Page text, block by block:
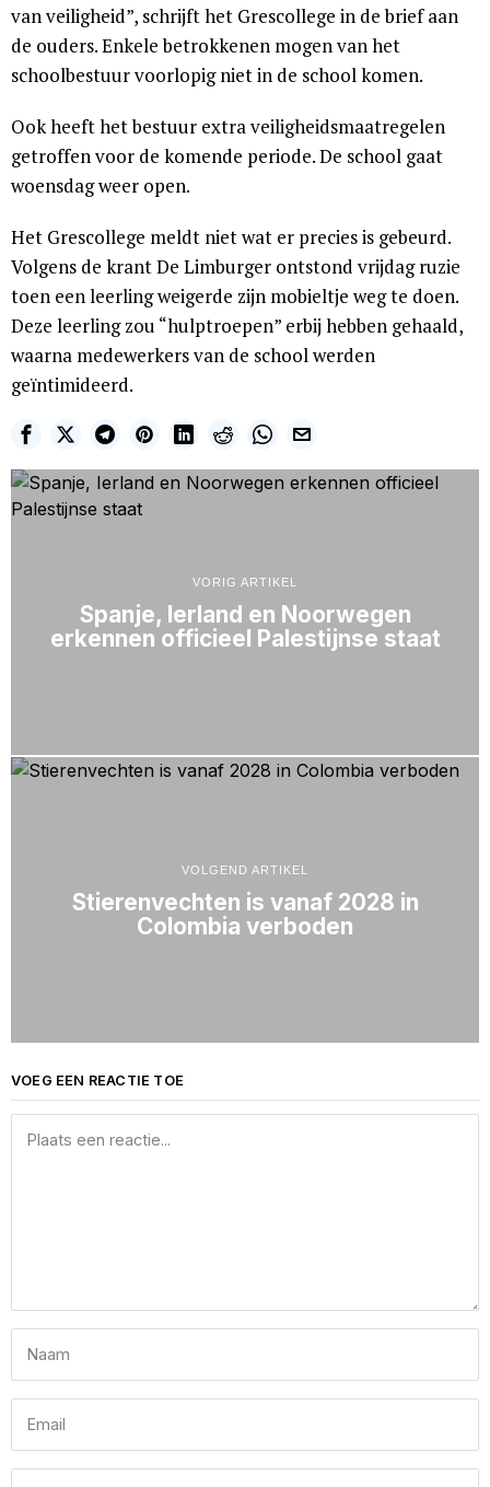
van veiligheid”, schrijft het Grescollege in de brief aan
de ouders. Enkele betrokkenen mogen van het
schoolbestuur voorlopig niet in de school komen.
Ook heeft het bestuur extra veiligheidsmaatregelen
getroffen voor de komende periode. De school gaat
woensdag weer open.
Het Grescollege meldt niet wat er precies is gebeurd.
Volgens de krant De Limburger ontstond vrijdag ruzie
toen een leerling weigerde zijn mobieltje weg te doen.
Deze leerling zou “hulptroepen” erbij hebben gehaald,
waarna medewerkers van de school werden
geïntimideerd.
VORIG ARTIKEL
Spanje, Ierland en Noorwegen
erkennen officieel Palestijnse staat
VOLGEND ARTIKEL
Stierenvechten is vanaf 2028 in
Colombia verboden
VOEG EEN REACTIE TOE